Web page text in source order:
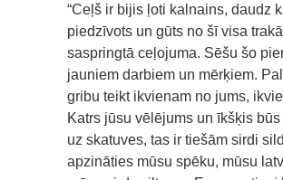
“Ceļš ir bijis ļoti kalnains, daudz
piedzīvots un gūts no šī visa
saspringtā ceļojuma. Sēšu šo
jauniem darbiem un mērķiem.
gribu teikt ikvienam no jums,
Katrs jūsu vēlējums un īkšķis būs
uz skatuves, tas ir tiešām sirdi
apzināties mūsu spēku, mūsu